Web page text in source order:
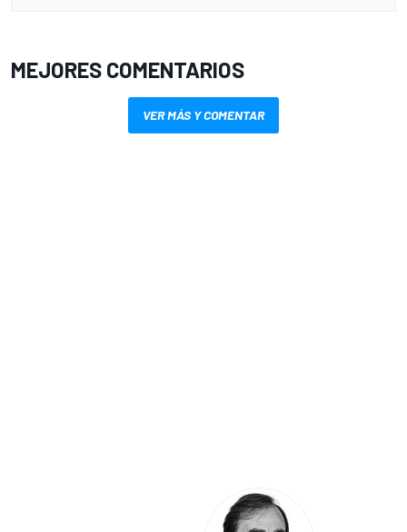
MEJORES COMENTARIOS
VER MÁS Y COMENTAR